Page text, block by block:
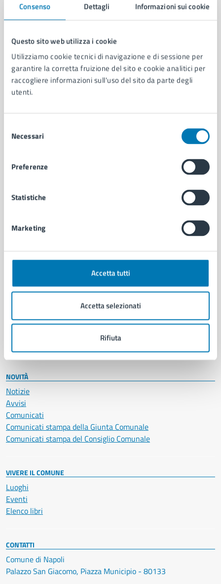
Consenso Dettagli Informazioni sui cookie
Questo sito web utilizza i cookie
Utilizziamo cookie tecnici di navigazione e di sessione per
garantire la corretta fruizione del sito e cookie analitici per
raccogliere informazioni sull'uso del sito da parte degli
utenti.
delNecessari
Preferenze
Statistiche
Marketing
Accetta tutti
Accetta selezionati
Rifiuta
Comune di Napoli
AMMINISTRAZIONE
Aree amministrative
Organi di governo
Politici
Documenti e dati
Ambiente
Anagrafe e stato civile
Cultura e tempo libero
Educazione e formazione
Giustizia e sicurezza pubblica
Salute, benessere e assistenza
NOVITÀ
Notizie
Avvisi
Comunicati
Comunicati stampa della Giunta Comunale
Comunicati stampa del Consiglio Comunale
VIVERE IL COMUNE
Luoghi
Eventi
Elenco libri
CONTATTI
Comune di Napoli
Palazzo San Giacomo, Piazza Municipio - 80133